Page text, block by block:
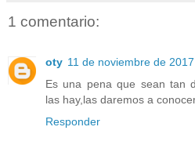
1 comentario:
oty 11 de noviembre de
Es una pena que sean tan
las hay,las daremos a
Responder